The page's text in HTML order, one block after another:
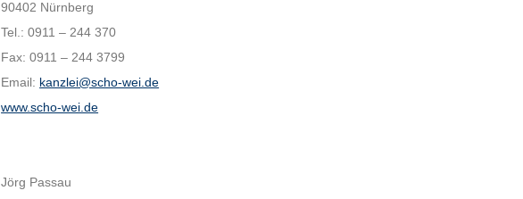
90402 Nürnberg
Tel.: 0911 – 244 370
Fax: 0911 – 244 3799
Email: kanzlei@scho-wei.de
www.scho-wei.de
Jörg Passau